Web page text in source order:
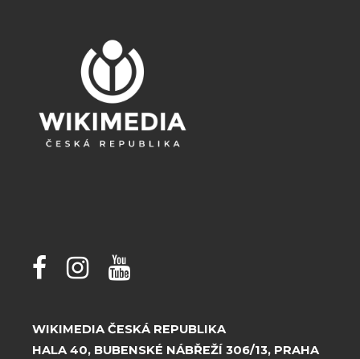
WIKIMEDIA ČESKÁ REPUBLIKA
HALA 40, BUBENSKÉ NÁBŘEŽÍ 306/13, PRAHA